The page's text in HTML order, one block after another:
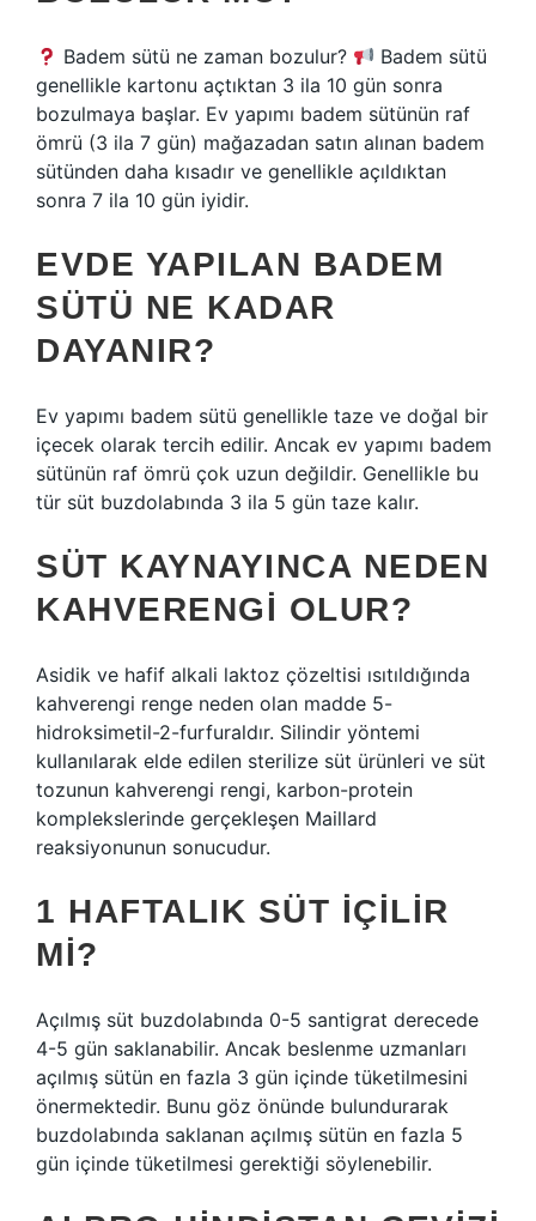
Badem sütü ne zaman bozulur?
Badem sütü
genellikle kartonu açtıktan 3 ila 10 gün sonra
bozulmaya başlar. Ev yapımı badem sütünün raf
ömrü (3 ila 7 gün) mağazadan satın alınan badem
sütünden daha kısadır ve genellikle açıldıktan
sonra 7 ila 10 gün iyidir.
EVDE YAPILAN BADEM
SÜTÜ NE KADAR
DAYANIR?
Ev yapımı badem sütü genellikle taze ve doğal bir
içecek olarak tercih edilir. Ancak ev yapımı badem
sütünün raf ömrü çok uzun değildir. Genellikle bu
tür süt buzdolabında 3 ila 5 gün taze kalır.
SÜT KAYNAYINCA NEDEN
KAHVERENGI OLUR?
Asidik ve hafif alkali laktoz çözeltisi ısıtıldığında
kahverengi renge neden olan madde 5-
hidroksimetil-2-furfuraldır. Silindir yöntemi
kullanılarak elde edilen sterilize süt ürünleri ve süt
tozunun kahverengi rengi, karbon-protein
komplekslerinde gerçekleşen Maillard
reaksiyonunun sonucudur.
1 HAFTALIK SÜT IÇILIR
MI?
Açılmış süt buzdolabında 0-5 santigrat derecede
4-5 gün saklanabilir. Ancak beslenme uzmanları
açılmış sütün en fazla 3 gün içinde tüketilmesini
önermektedir. Bunu göz önünde bulundurarak
buzdolabında saklanan açılmış sütün en fazla 5
gün içinde tüketilmesi gerektiği söylenebilir.